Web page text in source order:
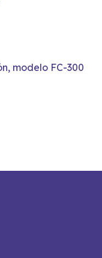
modelo FC-300